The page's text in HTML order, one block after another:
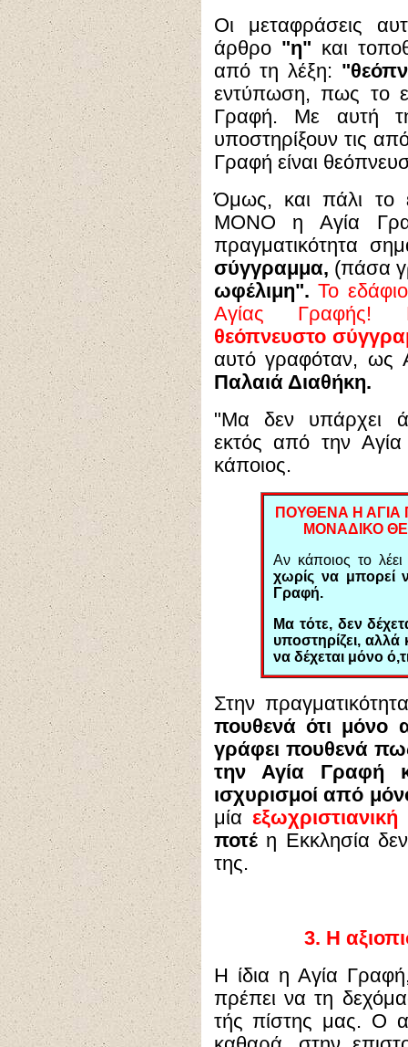
Οι μεταφράσεις
άρθρο "η" και
από τη λέξη:
εντύπωση, πως το
Γραφή. Με αυτή
υποστηρίξουν τις
Γραφή είναι
Όμως, και πάλι το
ΜΟΝΟ η Αγία
πραγματικότητα
σύγγραμμα, (πάσα
ωφέλιμη". Το
Αγίας Γραφής!
θεόπνευστο
αυτό γραφόταν, ως
Παλαιά Διαθήκη.
"Μα δεν υπάρχει
εκτός από την
κάποιος.
ΠΟΥΘΕΝΑ Η ΑΓΙΑ
ΜΟΝΑΔΙΚΟ
Αν κάποιος το
χωρίς να μπορεί
Γραφή.
Μα τότε, δεν
υποστηρίζει, αλλά
να δέχεται μόνο
Στην
πουθενά ότι μόνο
γράφει πουθενά
την Αγία Γραφή
ισχυρισμοί από
μία
ποτέη Εκκλησία
της.
3. Η
Η ίδια η Αγία
πρέπει να τη
τής πίστης μας. Ο